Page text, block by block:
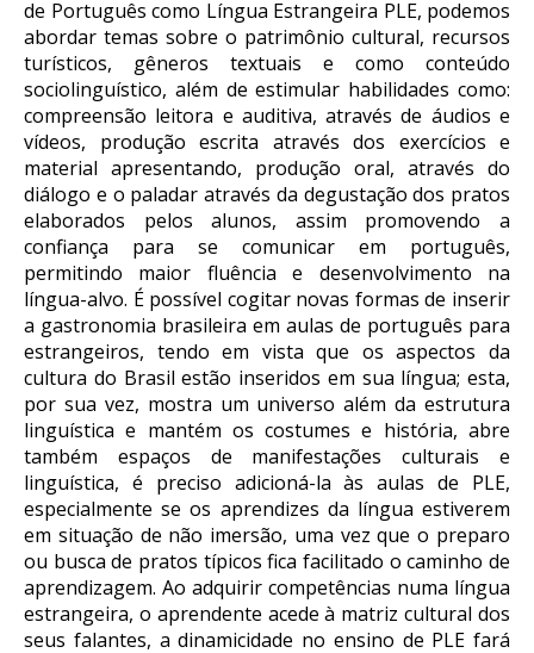
de Português como Língua Estrangeira PLE, podemos
abordar temas sobre o patrimônio cultural, recursos
turísticos, gêneros textuais e como conteúdo
sociolinguístico, além de estimular habilidades como:
compreensão leitora e auditiva, através de áudios e
vídeos, produção escrita através dos exercícios e
material apresentando, produção oral, através do
diálogo e o paladar através da degustação dos pratos
elaborados pelos alunos, assim promovendo a
confiança para se comunicar em português,
permitindo maior fluência e desenvolvimento na
língua-alvo. É possível cogitar novas formas de inserir
a gastronomia brasileira em aulas de português para
estrangeiros, tendo em vista que os aspectos da
cultura do Brasil estão inseridos em sua língua; esta,
por sua vez, mostra um universo além da estrutura
linguística e mantém os costumes e história, abre
também espaços de manifestações culturais e
linguística, é preciso adicioná-la às aulas de PLE,
especialmente se os aprendizes da língua estiverem
em situação de não imersão, uma vez que o preparo
ou busca de pratos típicos fica facilitado o caminho de
aprendizagem. Ao adquirir competências numa língua
estrangeira, o aprendente acede à matriz cultural dos
seus falantes, a dinamicidade no ensino de PLE fará